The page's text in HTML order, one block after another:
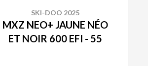
SKI-DOO 2025
MXZ NEO+ JAUNE NÉO
ET NOIR 600 EFI - 55